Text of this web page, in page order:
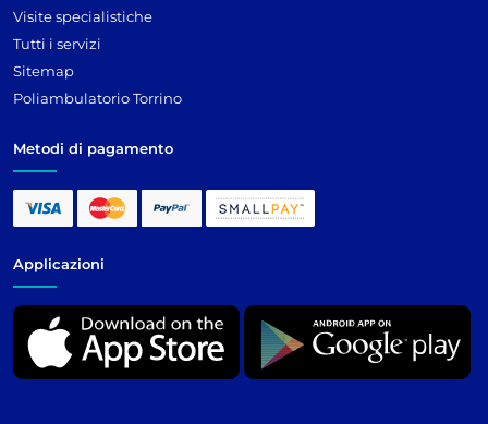
Visite specialistiche
Tutti i servizi
Sitemap
Poliambulatorio Torrino
Metodi di pagamento
Applicazioni